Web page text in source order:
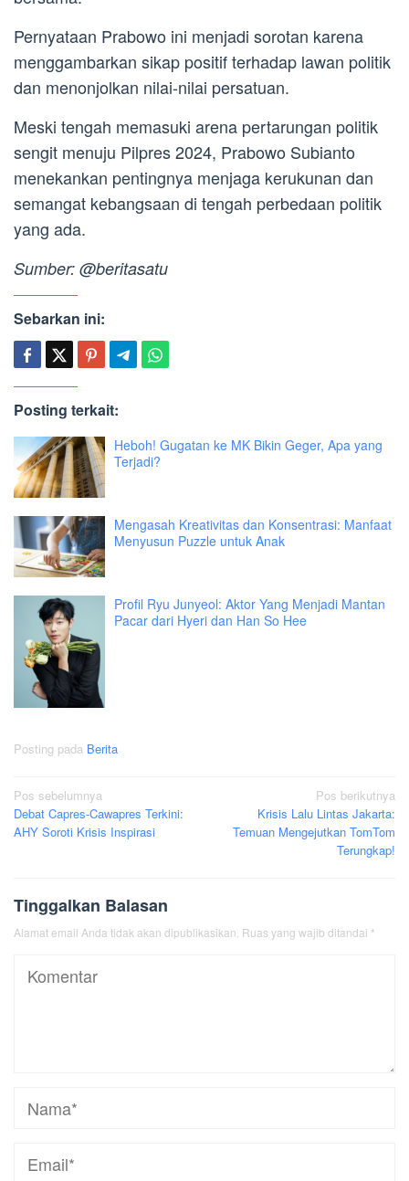
Pernyataan Prabowo ini menjadi sorotan karena
menggambarkan sikap positif terhadap lawan politik
dan menonjolkan nilai-nilai persatuan.
Meski tengah memasuki arena pertarungan politik
sengit menuju Pilpres 2024, Prabowo Subianto
menekankan pentingnya menjaga kerukunan dan
semangat kebangsaan di tengah perbedaan politik
yang ada.
Sumber: @beritasatu
Sebarkan ini:
Posting terkait:
Heboh! Gugatan ke MK Bikin Geger, Apa yang
Terjadi?
Mengasah Kreativitas dan Konsentrasi: Manfaat
Menyusun Puzzle untuk Anak
Profil Ryu Junyeol: Aktor Yang Menjadi Mantan
Pacar dari Hyeri dan Han So Hee
Posting pada Berita
Navigasi
pos
Pos sebelumnya
Debat Capres-Cawapres Terkini:
AHY Soroti Krisis Inspirasi
Pos berikutnya
Krisis Lalu Lintas Jakarta:
Temuan Mengejutkan TomTom
Terungkap!
Tinggalkan Balasan
Alamat email Anda tidak akan dipublikasikan. Ruas yang wajib ditandai *